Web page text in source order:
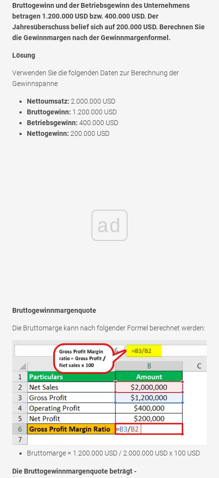
Bruttogewinn und der Betriebsgewinn des Unternehmens
betragen 1.200.000 USD bzw. 400.000 USD. Der
Jahresüberschuss belief sich auf 200.000 USD. Berechnen Sie
die Gewinnmargen nach der Gewinnmargenformel.
Lösung
Verwenden Sie die folgenden Daten zur Berechnung der
Gewinnspanne
Nettoumsatz: 2.000.000 USD
Bruttogewinn: 1.200.000 USD
Betriebsgewinn: 400.000 USD
Nettogewinn: 200.000 USD
ad
Bruttogewinnmargenquote
Die Bruttomarge kann nach folgender Formel berechnet werden:
Bruttomarge = 1.200.000 USD / 2.000.000 USD x 100 USD
Die Bruttogewinnmargenquote beträgt -